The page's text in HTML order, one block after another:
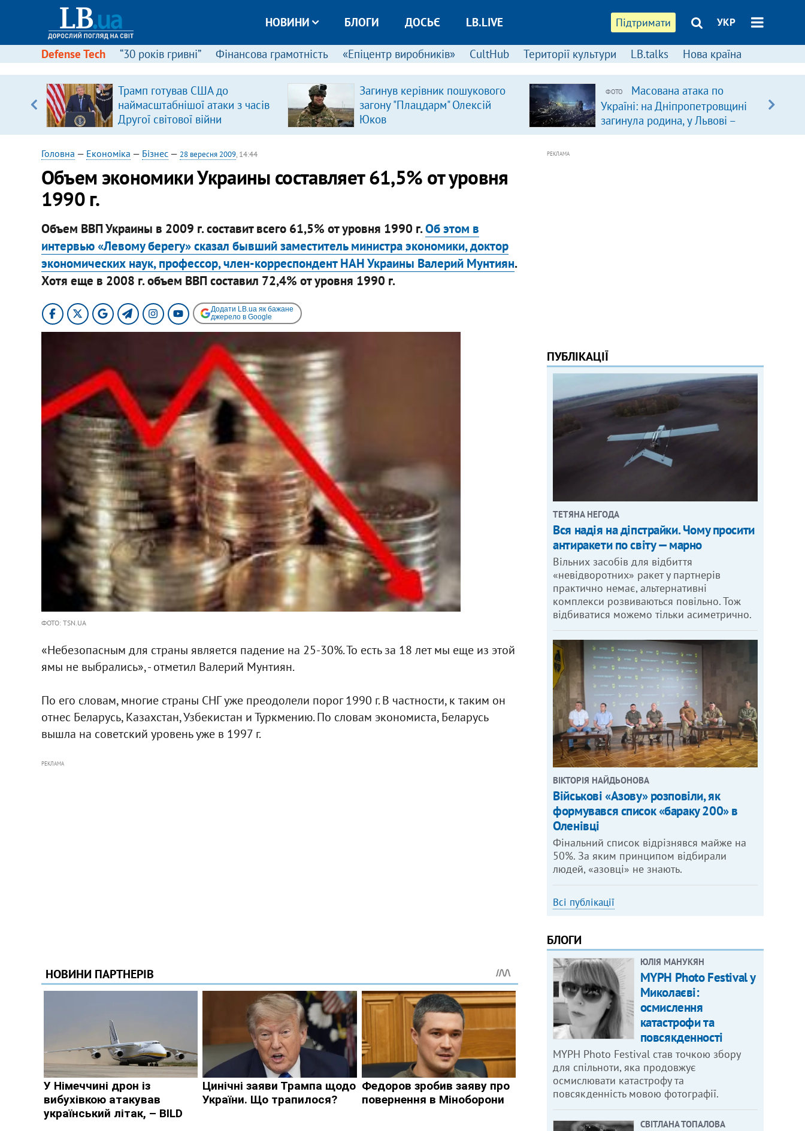
Підтримати УКР
НОВИНИ БЛОГИ ДОСЬЄ LB.LIVE
Defense Tech “30 років гривні” Фінансова грамотність «Епіцентр виробників» CultHub Території культури LB.talks Нова країна
Трамп готував США до
наймасштабнішої атаки з часів
Другої світової війни
Загинув керівник пошукового
загону "Плацдарм" Олексій
Юков
ФОТО
Масована атака по
Україні: на Дніпропетровщині
загинула родина, у Львові –
удар по багатоповерхівках
Головна — Економіка — Бізнес— 28 вересня 2009, 14:44
Объем экономики Украины составляет 61,5% от уровня
1990 г.
Объем ВВП Украины в 2009 г. составит всего 61,5% от уровня 1990 г.Об этом в
интервью «Левому берегу» сказал бывший заместитель министра экономики, доктор
экономических наук, профессор, член-корреспондент НАН Украины Валерий Мунтиян.
Хотя еще в 2008 г. объем ВВП составил 72,4% от уровня 1990 г.
Додати LB.ua як бажане
джерело в Google
ФОТО: TSN.UA
«Небезопасным для страны является падение на 25-30%. То есть за 18 лет мы еще из этой
ямы не выбрались», - отметил Валерий Мунтиян.
По его словам, многие страны СНГ уже преодолели порог 1990 г. В частности, к таким он
отнес Беларусь, Казахстан, Узбекистан и Туркмению. По словам экономиста, Беларусь
вышла на советский уровень уже в 1997 г.
РЕКЛАМА
РЕКЛАМА
ПУБЛІКАЦІЇ
ТЕТЯНА НЕГОДА
Вся надія на діпстрайки. Чому просити
антиракети по світу — марно
Вільних засобів для відбиття
«невідворотних» ракет у партнерів
практично немає, альтернативні
комплекси розвиваються повільно. Тож
відбиватися можемо тільки асиметрично.
ВІКТОРІЯ НАЙДЬОНОВА
Військові «Азову» розповіли, як
формувався список «бараку 200» в
Оленівці
Фінальний список відрізнявся майже на
50%. За яким принципом відбирали
людей, «азовці» не знають.
Всі публікації
БЛОГИ
ЮЛІЯ МАНУКЯН
MYPH Photo Festival у
Миколаєві:
осмислення
катастрофи та
повсякденності
MYPH Photo Festival став точкою збору
для спільноти, яка продовжує
осмислювати катастрофу та
повсякденність мовою фотографії.
СВІТЛАНА ТОПАЛОВА